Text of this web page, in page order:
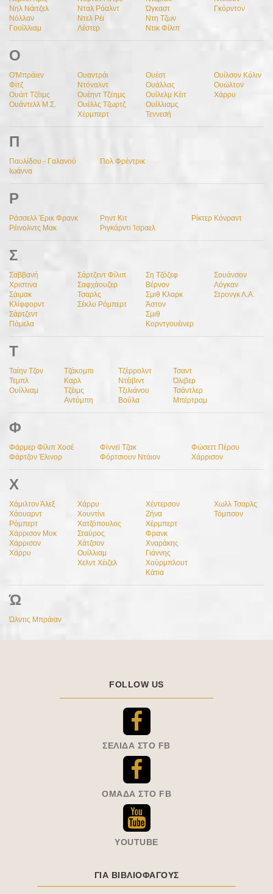
Νηλ Νάιτζελ
Νόλλαν
Γουίλλιαμ
Νταλ Ρόαλντ
Ντελ Ρέι
Λέστερ
Ώγκαστ
Ντη Τζων
Ντικ Φίλιπ
Γκόρντον
Ο
Ο'Μπράιεν
Φιτζ
Ουάιτ Τζέιμς
Ουάντελλ Μ.Σ.
Ουαντράι
Ντόναλντ
Ουέηντ Τζέημς
Ουέλλς Τζωρτζ
Χέρμπερτ
Ουέστ
Ουάλλας
Ουίλελμ Κέιτ
Ουίλλιαμς
Τεννεσή
Ουίλσον Κόλιν
Ουώλτον
Χάρρυ
Π
Παυλίδου - Γαλανού
Ιωάννα
Πολ Φρέντρικ
Ρ
Ράσσελλ Έρικ Φρανκ
Ρέινολντς Μακ
Ρηντ Κιτ
Ριγκάρντι Ίσραελ
Ρίκτερ Κόνραντ
Σ
Σαββανή
Χριστινα
Σάιμακ
Κλίφφορντ
Σάρτζεντ
Πάμελα
Σάρτζεντ Φίλιπ
Σαφχάουζερ
Τσαρλς
Σέκλυ Ρόμπερτ
Ση Τζόζεφ
Βέρνον
Σμιθ Κλαρκ
Άστον
Σμιθ
Κορντγουέινερ
Σουάνσον
Λόγκαν
Στρονγκ Λ.Α.
Τ
Ταίην Τζον
Τεμπλ
Ουίλλιαμ
Τζάκομπι
Καρλ
Τζέιμς
Αντόμπη
Τζέρρολντ
Ντέιβιντ
Τζιλιάνου
Βούλα
Τσαντ
Όλιβερ
Τσάντλερ
Μπέρτραμ
Φ
Φάρμερ Φίλιπ Χοσέ
Φάρτζον Έλινορ
Φίννεϊ Τζακ
Φόρτσιουν Ντάιον
Φώσεττ Πέρσυ
Χάρρισον
Χ
Χάμιλτον Άλεξ
Χάουαρντ
Ρόμπερτ
Χάρρισον Μυκ
Χάρρισον
Χάρρυ
Χάρρυ
Χουντίνι
Χατζόπουλος
Σταύρος
Χάτζσον
Ουίλλιαμ
Χελντ Χέιζελ
Χέντερσον
Ζήνα
Χέρμπερτ
Φρανκ
Χναράκης
Γιάννης
Χούρμπλουτ
Κάτια
Χωλλ Τσαρλς
Τόμπσον
Ώ
Ώλντις Μπράιαν
FOLLOW US
ΣΕΛΊΔΑ ΣΤΟ FB
ΟΜΆΔΑ ΣΤΟ FB
YOUTUBE
ΓΙΑ ΒΙΒΛΙΟΦΑΓΟΥΣ